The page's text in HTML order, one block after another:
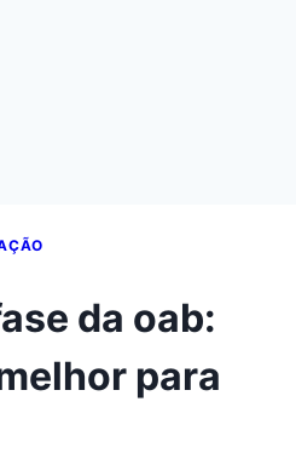
da oab:
para